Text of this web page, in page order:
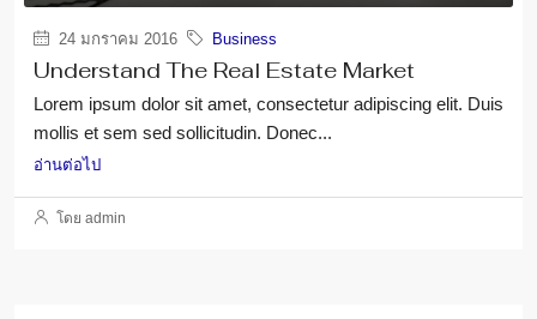
24 มกราคม 2016 Business
Understand The Real Estate Market
Lorem ipsum dolor sit amet, consectetur adipiscing elit. Duis
mollis et sem sed sollicitudin. Donec...
อ่านต่อไป
โดย admin